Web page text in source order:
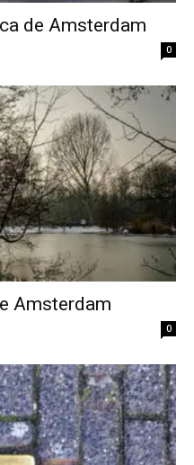
de Amsterdam
0
Amsterdam
0